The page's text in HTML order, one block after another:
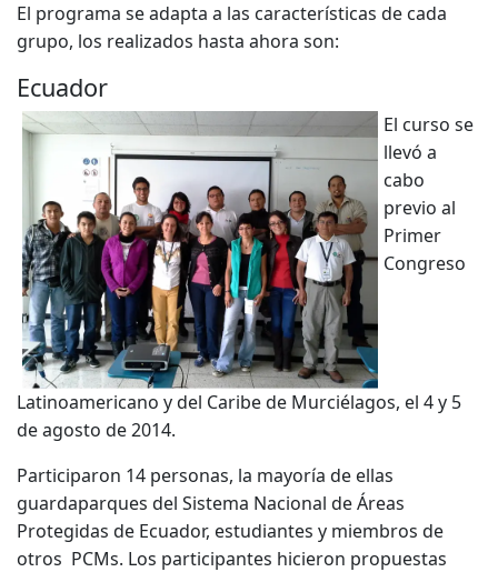
El programa se adapta a las características de cada
grupo, los realizados hasta ahora son:
Ecuador
El curso se
llevó a
cabo
previo al
Primer
Congreso
Latinoamericano y del Caribe de Murciélagos, el 4 y 5
de agosto de 2014.
Participaron 14 personas, la mayoría de ellas
guardaparques del Sistema Nacional de Áreas
Protegidas de Ecuador, estudiantes y miembros de
otros PCMs. Los participantes hicieron propuestas